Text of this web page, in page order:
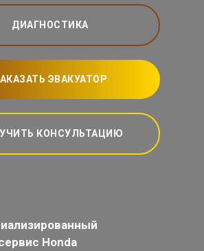
ДИАГНОСТИКА
ЭВАКУАТОР
КОНСУЛЬТАЦИЮ
Honda